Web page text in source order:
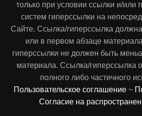
только при условии ссылки и/или
систем гиперссылки на
Сайте. Ссылка/гиперссылка
или в первом абзаце
гиперссылки не должен быть
материала. Ссылка/гиперссылка
полного либо частичного
Пользовательское соглашение ~
Согласие на